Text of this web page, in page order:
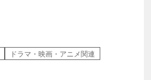
ドラマ・映画・アニメ関連